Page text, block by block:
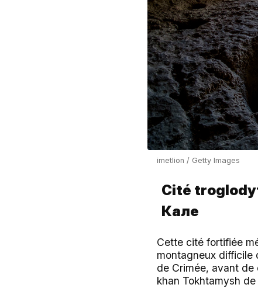
imetlion / Getty Images
Cité
Кале
Cette cité fortifiée
montagneux difficile
de Crimée, avant de
khan Tokhtamysh